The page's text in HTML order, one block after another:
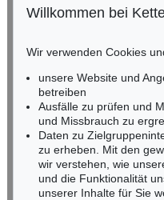
Auktion 496 - Lot 110
Ergebnis:€ 1.225.000
RHEINLAND-PFALZ
Miriam Heß
Tel.: +49 (0)62 21 58 80-
Fax: +49 (0)62 21 58 80-
NORDDEUTSCHLAND
Nico Kassel, M.A.
Tel.: +49 (0)89 55244-
Willkommen bei
Wir verwenden Cookies
unsere Website und
betreiben
Ausfälle zu prüfen und
und Missbrauch zu
Daten zu
zu erheben. Mit den
wir verstehen, wie
und die Funktionalität
unserer Inhalte für Sie